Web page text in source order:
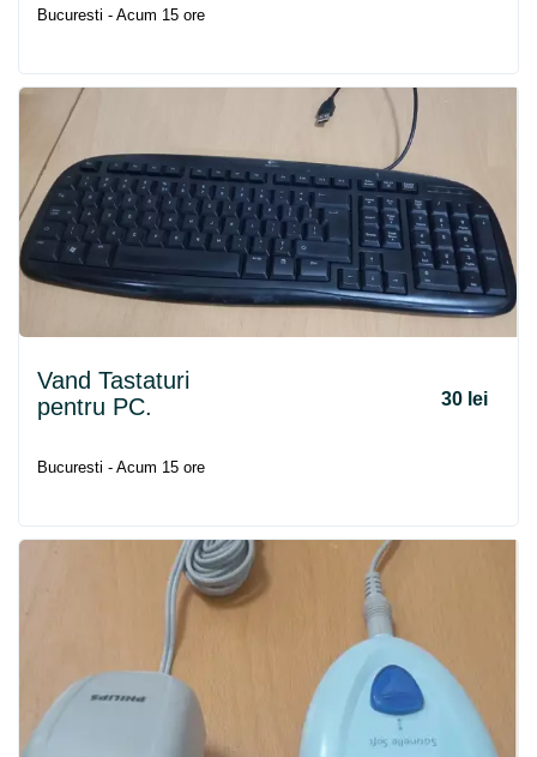
Bucuresti - Acum 15 ore
Vand Tastaturi
pentru PC.
30 lei
Bucuresti - Acum 15 ore